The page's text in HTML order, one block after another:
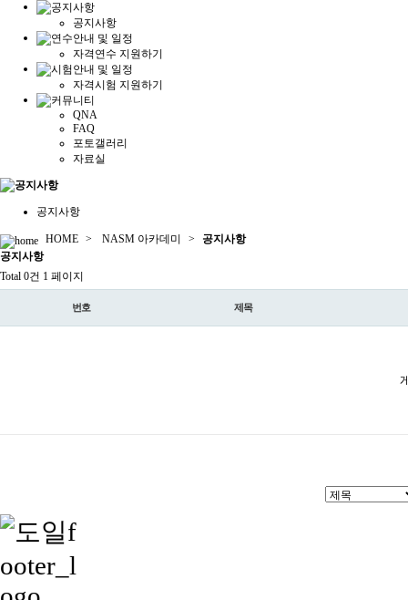
공지사항
자격연수 지원하기
자격시험 지원하기
QNA
FAQ
포토갤러리
자료실
공지사항
HOME > NASM 아카데미 >
공지사항
공지 사항
Total 0건 1 페이지
번호 제목